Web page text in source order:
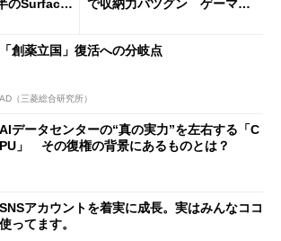
のSurface
で収納力バツグン ゲーマー
「創薬立国」復活への分岐点
AD（三菱総合研究所）
AIデータセンターの“真の実力”を左右する「C
PU」 その復権の背景にあるものとは？
SNSアカウントを着実に成長。実はみんなココ
使ってます。